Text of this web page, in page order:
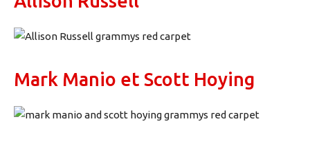
Mark Manio et Scott Hoying